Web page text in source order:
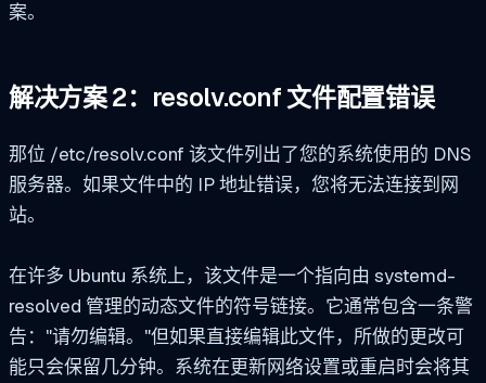
案。
解决方案 2：resolv.conf 文件配置错误
那位 /etc/resolv.conf 该文件列出了您的系统使用的 DNS
服务器。如果文件中的 IP 地址错误，您将无法连接到网
站。
在许多 Ubuntu 系统上，该文件是一个指向由 systemd-
resolved 管理的动态文件的符号链接。它通常包含一条警
告："请勿编辑。"但如果直接编辑此文件，所做的更改可
能只会保留几分钟。系统在更新网络设置或重启时会将其